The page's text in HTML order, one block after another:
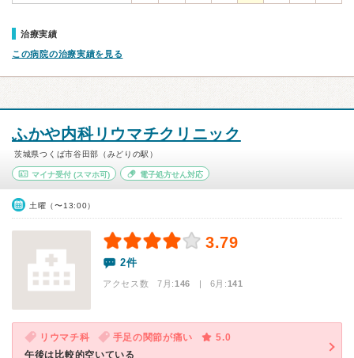
治療実績
この病院の治療実績を見る
ふかや内科リウマチクリニック
茨城県つくば市谷田部（みどりの駅）
マイナ受付 (スマホ可) 電子処方せん対応
土曜（〜13:00）
3.79
2件
アクセス数 7月:146 | 6月:141
リウマチ科 手足の関節が痛い
5.0
午後は比較的空いている